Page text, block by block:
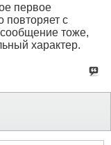
первое
повторяет с
тоже,
характер.